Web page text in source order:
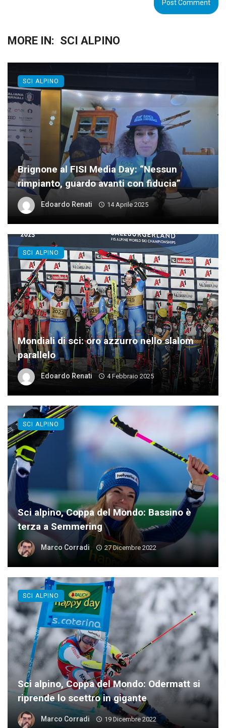
MORE IN: SCI ALPINO
Brignone al FISI Media Day: “Nessun
rimpianto, guardo avanti con fiducia”
Edoardo Renati 14 Aprile 2025
SCI ALPINO
Mondiali di sci: oro azzurro nello slalom
parallelo
Edoardo Renati 4 Febbraio 2025
SCI ALPINO
Sci alpino, Coppa del Mondo: Bassino è
terza a Semmering
Marco Corradi 27 Dicembre 2022
SCI ALPINO
Sci alpino, Coppa del Mondo: Odermatt si
riprende lo scettro in gigante
Marco Corradi 19 Dicembre 2022
SCI ALPINO